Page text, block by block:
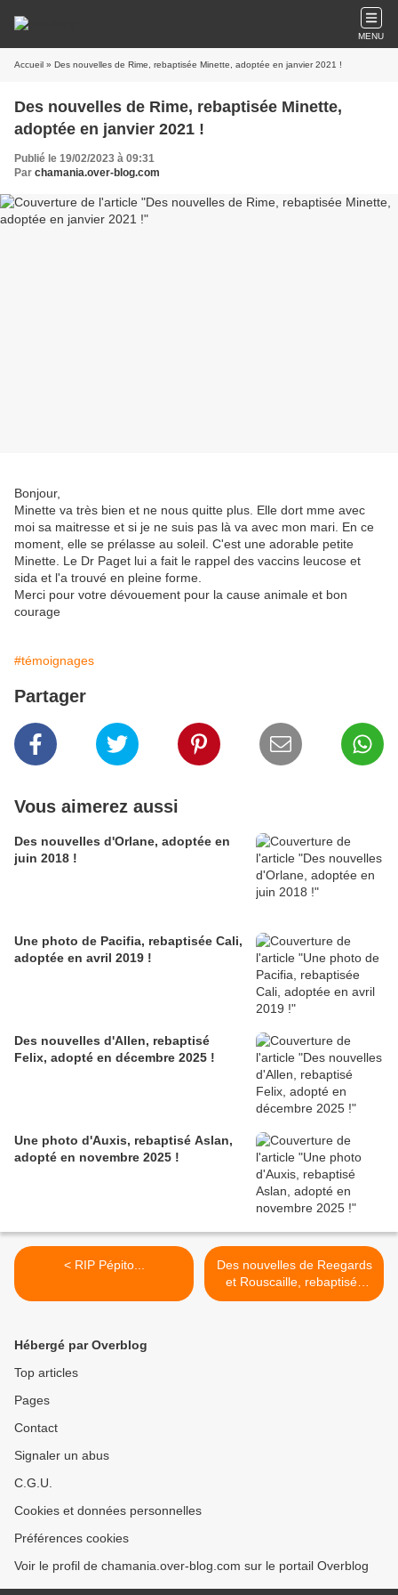
MENU
Accueil » Des nouvelles de Rime, rebaptisée Minette, adoptée en janvier 2021 !
Des nouvelles de Rime, rebaptisée Minette,
adoptée en janvier 2021 !
Publié le 19/02/2023 à 09:31
Par chamania.over-blog.com
Bonjour,
Minette va très bien et ne nous quitte plus. Elle dort mme avec
moi sa maitresse et si je ne suis pas là va avec mon mari. En ce
moment, elle se prélasse au soleil. C'est une adorable petite
Minette. Le Dr Paget lui a fait le rappel des vaccins leucose et
sida et l'a trouvé en pleine forme.
Merci pour votre dévouement pour la cause animale et bon
courage
#témoignages
Partager
Vous aimerez aussi
Des nouvelles d'Orlane, adoptée en
juin 2018 !
Une photo de Pacifia, rebaptisée Cali,
adoptée en avril 2019 !
Des nouvelles d'Allen, rebaptisé
Felix, adopté en décembre 2025 !
Une photo d'Auxis, rebaptisé Aslan,
adopté en novembre 2025 !
< RIP Pépito...
Des nouvelles de Reegards
et Rouscaille, rebaptisés
Smoky et Maki, adoptés
Hébergé par Overblog
Top articles
Pages
Contact
Signaler un abus
C.G.U.
Cookies et données personnelles
Préférences cookies
Voir le profil de chamania.over-blog.com sur le portail Overblog